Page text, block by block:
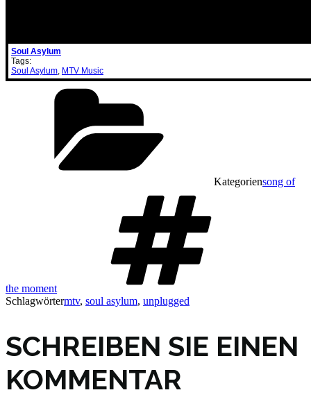
Soul Asylum
Tags:
Soul Asylum, MTV Music
Kategoriensong of
the moment
Schlagwörtermtv, soul asylum, unplugged
SCHREIBEN SIE EINEN
KOMMENTAR